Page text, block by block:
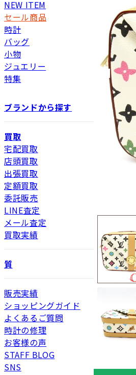
NEW ITEM
セール商品
時計
バッグ
小物
ジュエリー
特集
ブランドから探す
買取
宅配買取
店頭買取
出張買取
定額買取
委託販売
LINE査定
メール査定
買取実績
質
販売実績
ショッピングガイド
よくあるご質問
時計の修理
お客様の声
STAFF BLOG
SNS
新品
未使用
SAランク
ABランク